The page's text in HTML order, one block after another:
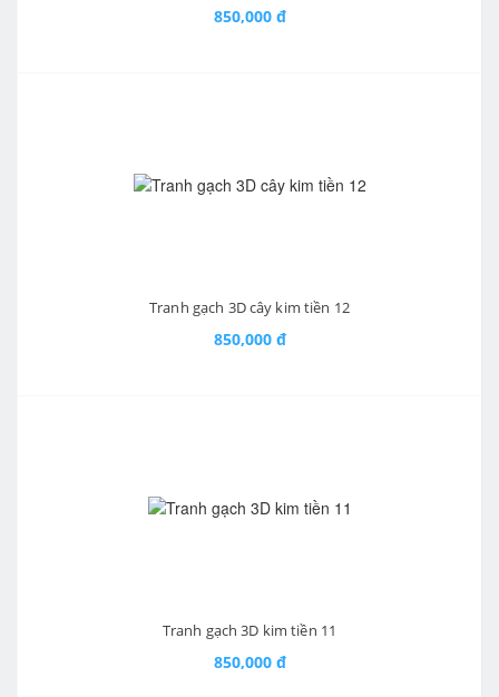
850,000 đ
Tranh gạch 3D cây kim tiền 12
850,000 đ
Tranh gạch 3D kim tiền 11
850,000 đ